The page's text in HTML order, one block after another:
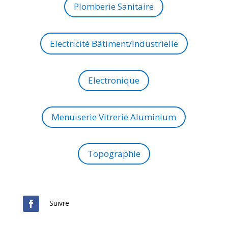
Plomberie Sanitaire
Electricité Bâtiment/Industrielle
Electronique
Menuiserie Vitrerie Aluminium
Topographie
Suivre